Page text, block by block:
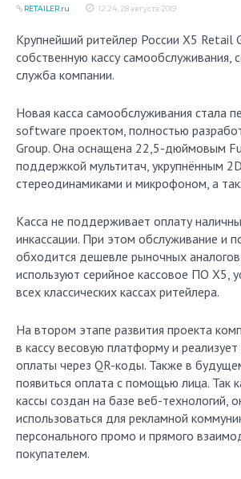
12:24, 28 августа 2019
RETAILER.ru
Крупнейший ритейлер России X5 Retail Group разработал
собственную кассу самообслуживания,
служба компании.
Новая касса самообслуживания стала
software проектом, полностью
Group. Она оснащена 22,5-дюймовым
поддержкой мультитач, укрупнённым
стереодинамиками и микрофоном, а
Касса не поддерживает оплату
инкассации. При этом обслуживание и
обходится дешевле рыночных
используют серийное кассовое ПО X5,
всех классических кассах ритейлера.
На втором этапе развития проекта
в кассу весовую платформу и
оплаты через QR-коды. Также в
появиться оплата с помощью лица. Так
кассы создан на базе веб-технологий,
использоваться для рекламной
персонального промо и прямого
покупателем.